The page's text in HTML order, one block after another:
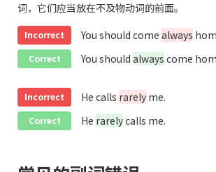
词，它们应当放在不及物动词的前面。
Incorrect You should come always
Correct You should always come
Incorrect He calls rarely me.
Correct He rarelycalls me.